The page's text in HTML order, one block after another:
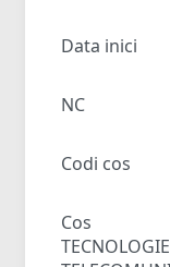
Data inici
NC
Codi cos
Cos